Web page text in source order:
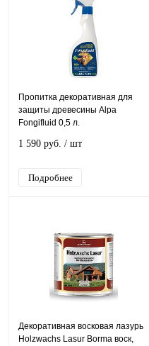
Пропитка декоративная для
защиты древесины Alpa
Fongifluid 0,5 л.
1 590 руб. / шт
Подробнее
Декоративная восковая лазурь
Holzwachs Lasur Borma воск,